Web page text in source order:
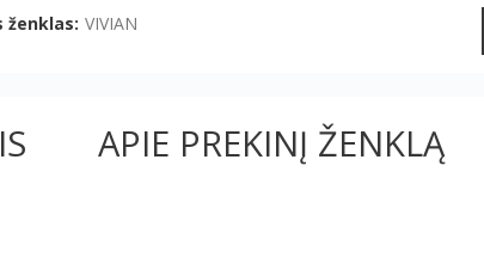
ženklas: VIVIAN
APIE PREKINĮ ŽENKLĄ